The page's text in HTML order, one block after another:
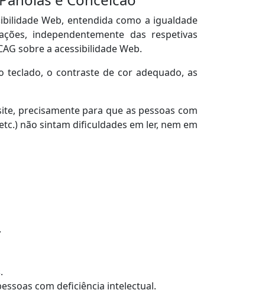
Web, entendida como a igualdade
independentemente das respetivas
sobre a acessibilidade Web.
teclado, o contraste de cor adequado, as
precisamente para que as pessoas com
não sintam dificuldades em ler, nem em
com deficiência intelectual.